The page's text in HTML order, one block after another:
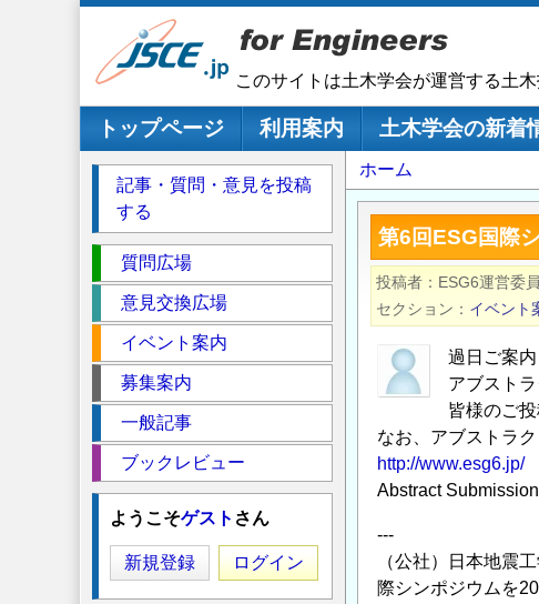
このサイトは土木学会が運営する土
メインナビゲーション
トップページ 利用案内 土木学会の新着
パ
ン
く
ず
ホーム
第6回ESG国際
投稿者 ESG6運営委
セクション
イベント
過日ご案
アブスト
皆様のご
なお、アブストラク
http://www.esg6.jp/
Abstract
---
（公社）日本地震
際シンポジウムを
記事・質問・意見を投稿
する
ク
シ
質問広場
意見交換広場
イベント案内
募集案内
一般記事
ブックレビュー
ようこそゲスト さん
新規登録 ログイン